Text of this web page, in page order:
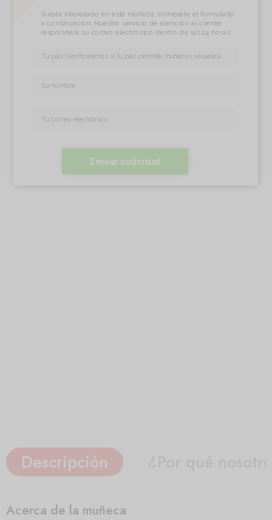
Si está interesado en esta muñeca, complete el formulario
a continuación. Nuestro servicio de atención al cliente
responderá su correo electrónico dentro de las 24 horas.
Enviar solicitud
Descripción
Acerca de la muñeca